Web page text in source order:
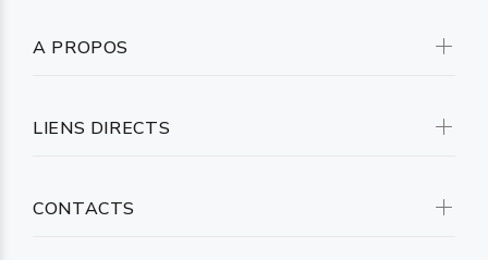
A PROPOS
LIENS DIRECTS
CONTACTS